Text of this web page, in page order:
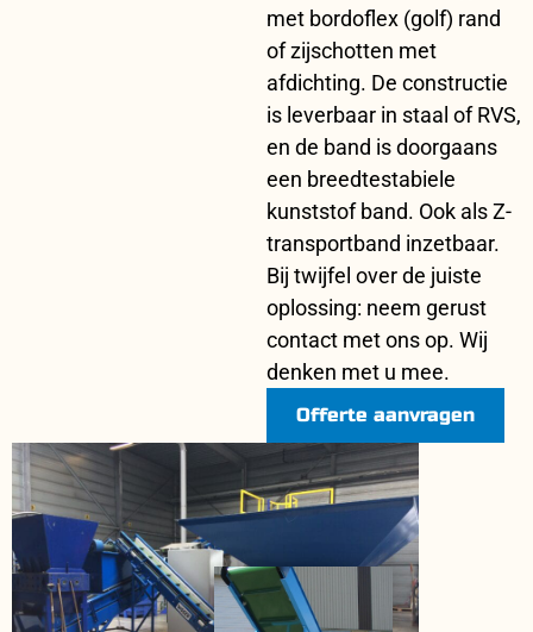
met bordoflex (golf) rand
of zijschotten met
afdichting. De constructie
is leverbaar in staal of RVS,
en de band is doorgaans
een breedtestabiele
kunststof band. Ook als Z-
transportband inzetbaar.
Bij twijfel over de juiste
oplossing: neem gerust
contact met ons op. Wij
denken met u mee.
Offerte aanvragen